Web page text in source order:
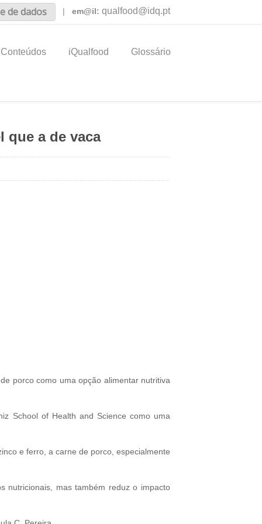
de dados | em@il: qualfood@idq.pt
Conteúdos iQualfood Glossário
que a de vaca
porco como uma opção alimentar nutritiva
School of Health and Science como uma
e ferro, a carne de porco, especialmente
nutricionais, mas também reduz o impacto